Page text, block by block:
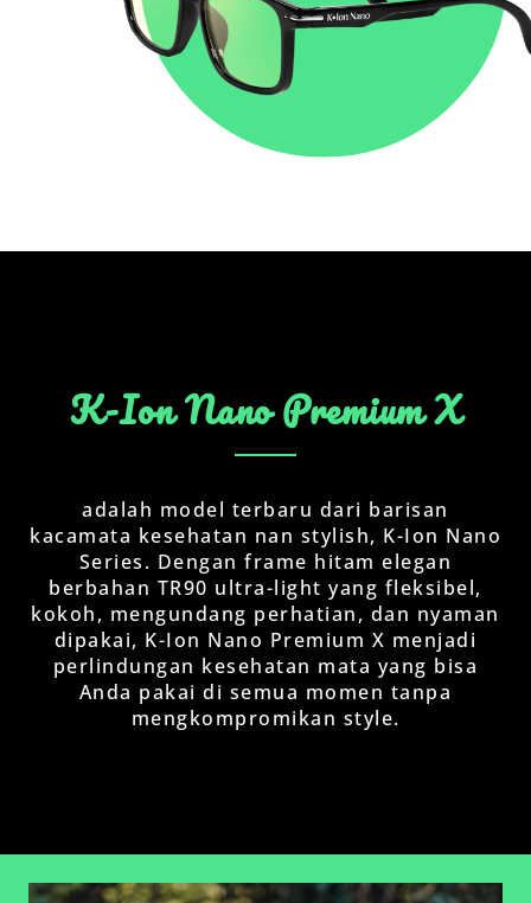
K-Ion Nano Premium X
adalah model terbaru dari barisan
kacamata kesehatan nan stylish, K-Ion Nano
Series. Dengan frame hitam elegan
berbahan TR90 ultra-light yang fleksibel,
kokoh, mengundang perhatian, dan nyaman
dipakai, K-Ion Nano Premium X menjadi
perlindungan kesehatan mata yang bisa
Anda pakai di semua momen tanpa
mengkompromikan style.